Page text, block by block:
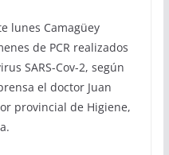
lunes Camagüey
de PCR realizados
SARS-Cov-2, según
el doctor Juan
provincial de Higiene,